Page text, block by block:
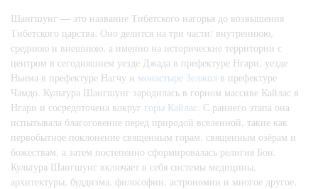
Шангшунг — это название Тибетского нагорья до возвышения
Тибетского царства. Оно делится на три части: внутреннюю,
среднюю и внешнюю, а именно на исторические территории с
центром в сегодняшнем уезде Джада в префектуре Нгари, уезде
Ньима в префектуре Нагчу и монастыре Зелжол в префектуре
Чамдо. Культура Шангшунг зародилась в горном массиве Кайлас в
Нгари и сосредоточена вокруг горы Кайлас . С раннего этапа она
испытывала благоговение перед природой вселенной, такие как
первобытное поклонение священным горам, священным озёрам и
божествам, а затем постепенно сформировалась религия Бон.
Культура Шангшунг включает в себя системы медицины,
архитектуры, буддизма, философии, астрономии и многое другое.